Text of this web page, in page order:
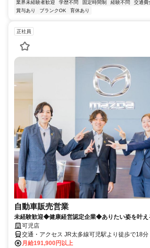
業界未経験者歓迎 学歴不問 固定時間制 経験不問 交通費
賞与あり
ブランクOK 育休あり
正社員
自動車販売営業
未経験歓迎◆健康経営認定企業◆ありたい姿を叶え
可児店
交通・アクセス JR太多線可児駅より徒歩で18
児御嵩ICより車で8分
月給191,900円以上